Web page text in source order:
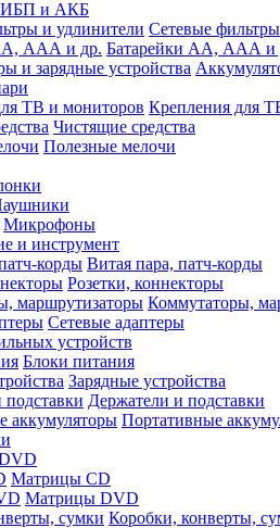
ИБП и АКБ
Сетевые
Батарейки АА, ААА и
Крепления для
Чистящие средства
Полезные мелочи
Микрофоны
и инструмент
Витая пара, патч-корды
Розетки, коннекторы
Коммутаторы,
Сетевые адаптеры
устройств
Блоки питания
Зарядные устройства
Держатели и подставки
Портативные
Матрицы CD
Матрицы DVD
Коробки, конверты,